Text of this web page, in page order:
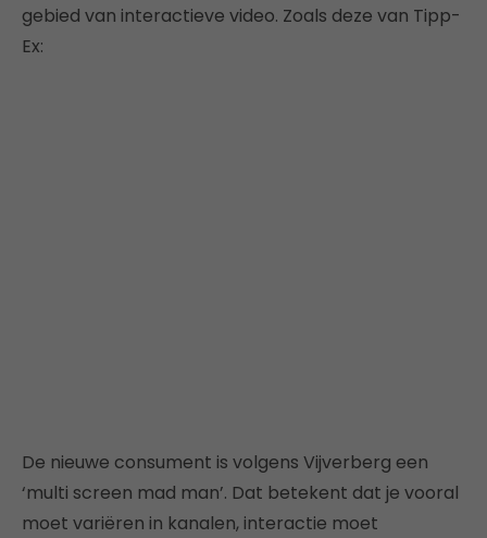
gebied van interactieve video. Zoals deze van Tipp-
Ex:
De nieuwe consument is volgens Vijverberg een
‘multi screen mad man’. Dat betekent dat je vooral
moet variëren in kanalen, interactie moet